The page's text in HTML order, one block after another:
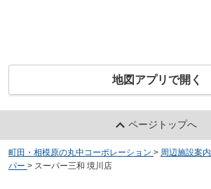
地図アプリで開く
ページトップへ
町田・相模原の丸中コーポレーション > 周辺施設案内
パー > スーパー三和 境川店